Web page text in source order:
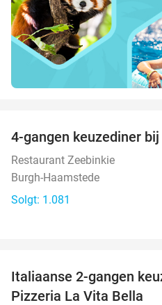
4-gangen keuzediner
Restaurant Zeebinkie
Burgh-Haamstede
Solgt: 1.081
Italiaanse 2-gangen
Pizzeria La Vita Bella